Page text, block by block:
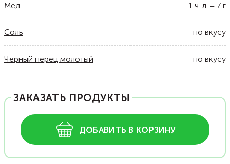
Мед 1 ч. л. = 7 г
Соль по вкусу
Черный перец молотый по вкусу
ЗАКАЗАТЬ ПРОДУКТЫ
ДОБАВИТЬ В КОРЗИНУ